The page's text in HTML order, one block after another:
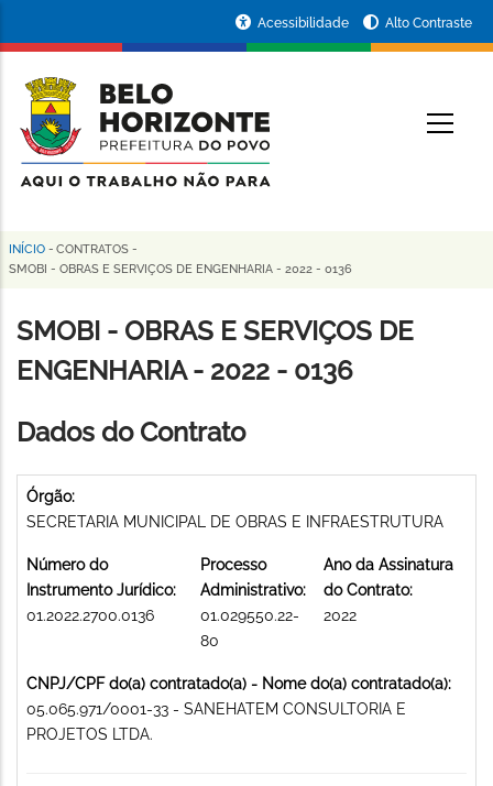
conteúdo
principal
da
Prefeitura
de
Horizonte
Acessibilidade Alto Contraste
Trilha
navegação
INÍCIO - CONTRATOS -
SMOBI - OBRAS E SERVIÇOS DE ENGENHARIA - 2022 - 0136
SMOBI - OBRAS E SERVIÇOS DE
ENGENHARIA - 2022 - 0136
Dados do Contrato
Órgão:
SECRETARIA MUNICIPAL DE OBRAS E INFRAESTRUTURA
Número do
Instrumento Jurídico:
01.2022.2700.0136
Processo
Administrativo:
01.029550.22-
80
Ano da Assinatura
do Contrato:
2022
CNPJ/CPF do(a) contratado(a) - Nome do(a) contratado(a):
05.065.971/0001-33 - SANEHATEM CONSULTORIA E
PROJETOS LTDA.